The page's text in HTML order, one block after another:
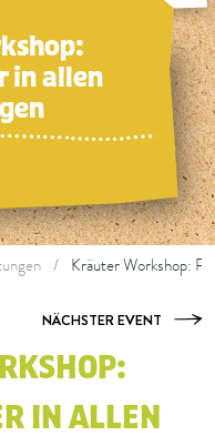
in allen
Kräuter Workshop:
NÄCHSTER EVENT
IN ALLEN